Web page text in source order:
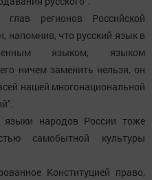
регионов Российской
напомнив, что русский язык в
языком, языком
ничем заменить нельзя, он
нашей многонациональной
народов России тоже
самобытной культуры
Конституцией право,